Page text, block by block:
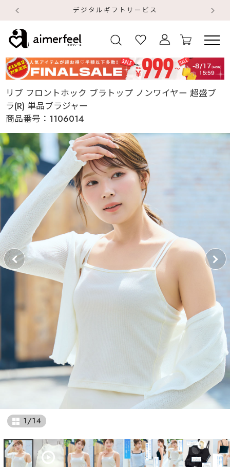
デジタルギフトサービス
リブ フロントホック ブラトップ ノンワイヤー 超盛ブ
ラ(R) 単品ブラジャー
商品番号： 1106014
1/14